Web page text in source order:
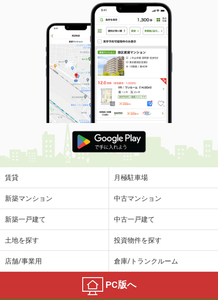
賃貸 月極駐車場
新築マンション 中古マンション
新築一戸建て 中古一戸建て
土地を探す 投資物件を探す
店舗/事業用 倉庫/トランクルーム
PC版へ